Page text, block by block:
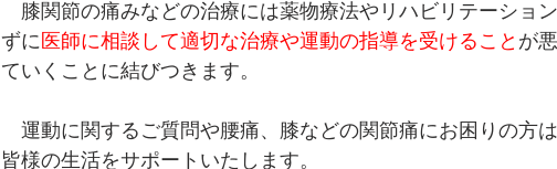
膝関節の痛みなどの治療には薬物療法やリハビリテーショ
ずに医師に相談して適切な治療や運動の指導を受けること が
ていくことに結びつきます。
運動に関するご質問や腰痛、膝などの関節痛にお困りの方
皆様の生活をサポートいたします。